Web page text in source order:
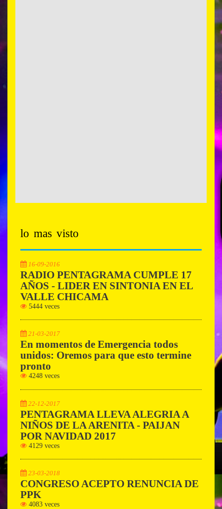
lo mas visto
16-09-2016
RADIO PENTAGRAMA CUMPLE 17
AÑOS - LIDER EN SINTONIA EN EL
VALLE CHICAMA
5444 veces
21-03-2017
En momentos de Emergencia todos
unidos: Oremos para que esto termine
pronto
4248 veces
22-12-2017
PENTAGRAMA LLEVA ALEGRIA A
NIÑOS DE LA ARENITA - PAIJAN
POR NAVIDAD 2017
4129 veces
23-03-2018
CONGRESO ACEPTO RENUNCIA DE
PPK
4083 veces